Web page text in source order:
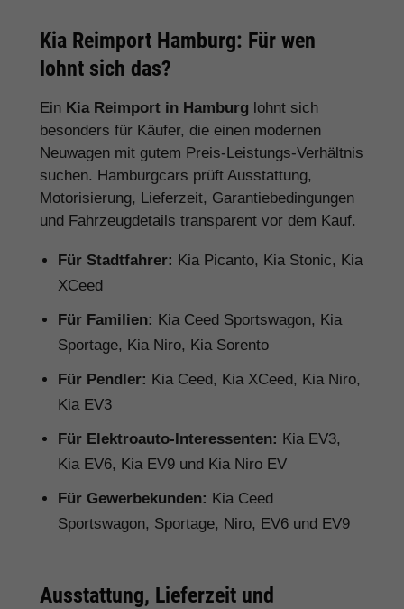
Kia Reimport Hamburg: Für wen
lohnt sich das?
Ein Kia Reimport in Hamburg lohnt sich
besonders für Käufer, die einen modernen
Neuwagen mit gutem Preis-Leistungs-Verhältnis
suchen. Hamburgcars prüft Ausstattung,
Motorisierung, Lieferzeit, Garantiebedingungen
und Fahrzeugdetails transparent vor dem Kauf.
Für Stadtfahrer: Kia Picanto, Kia Stonic, Kia
XCeed
Für Familien: Kia Ceed Sportswagon, Kia
Sportage, Kia Niro, Kia Sorento
Für Pendler: Kia Ceed, Kia XCeed, Kia Niro,
Kia EV3
Für Elektroauto-Interessenten: Kia EV3,
Kia EV6, Kia EV9 und Kia Niro EV
Für Gewerbekunden: Kia Ceed
Sportswagon, Sportage, Niro, EV6 und EV9
Ausstattung, Lieferzeit und